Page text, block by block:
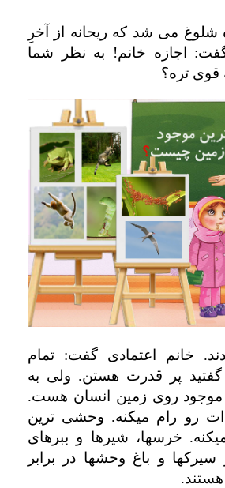
می شد که ریحانه از آخرِ
اجازه خانم! به نظر شما
قوی تره؟
خانم اعتمادی گفت: تمام
گفتید پر قدرت هستن. ولی به
روی زمین انسان هست.
رو رام میکنه. وحشی ترین
خرسها، شیرها و ببرهای
و باغ وحشها در برابر
هستند.